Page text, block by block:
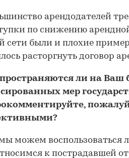
арендодателей
по снижению
сети были и плохие
расторгнуть договор
ли на Ваш
мер
можем воспользоваться
к пострадавшей